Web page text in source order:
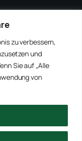
zu verbessern,
und
Sie auf „Alle
von
NRW
vorbehalten